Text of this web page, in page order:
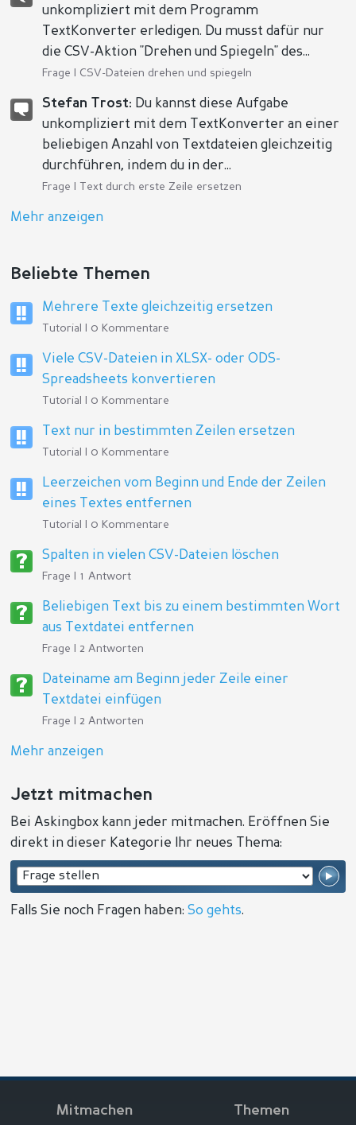
unkompliziert mit dem Programm
TextKonverter erledigen. Du musst dafür nur
die CSV-Aktion "Drehen und Spiegeln" des...
Frage | CSV-Dateien drehen und spiegeln
Stefan Trost: Du kannst diese Aufgabe
unkompliziert mit dem TextKonverter an einer
beliebigen Anzahl von Textdateien gleichzeitig
durchführen, indem du in der...
Frage | Text durch erste Zeile ersetzen
Mehr anzeigen
Beliebte Themen
Mehrere Texte gleichzeitig ersetzen
Tutorial | 0 Kommentare
Viele CSV-Dateien in XLSX- oder ODS-
Spreadsheets konvertieren
Tutorial | 0 Kommentare
Text nur in bestimmten Zeilen ersetzen
Tutorial | 0 Kommentare
Leerzeichen vom Beginn und Ende der Zeilen
eines Textes entfernen
Tutorial | 0 Kommentare
Spalten in vielen CSV-Dateien löschen
Frage | 1 Antwort
Beliebigen Text bis zu einem bestimmten Wort
aus Textdatei entfernen
Frage | 2 Antworten
Dateiname am Beginn jeder Zeile einer
Textdatei einfügen
Frage | 2 Antworten
Mehr anzeigen
Jetzt mitmachen
Bei Askingbox kann jeder mitmachen. Eröffnen Sie
direkt in dieser Kategorie Ihr neues Thema:
Falls Sie noch Fragen haben:So gehts.
Mitmachen Themen